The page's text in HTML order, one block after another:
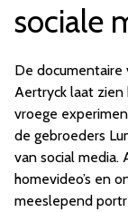
sociale
De documentaire
Aertryck laat zien
vroege
de gebroeders
van social media.
homevideo’s en
meeslepend